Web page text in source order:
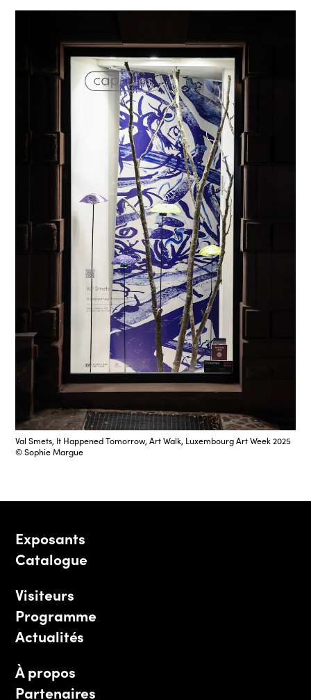
Val Smets, It Happened Tomorrow, Art Walk, Luxembourg Art Week 2025
© Sophie Margue
Exposants
Catalogue
Visiteurs
Programme
Actualités
À propos
Partenaires